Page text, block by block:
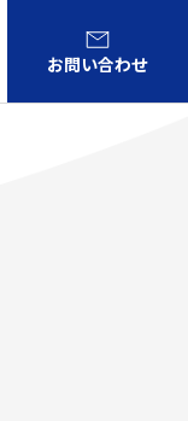
お問い合わせ